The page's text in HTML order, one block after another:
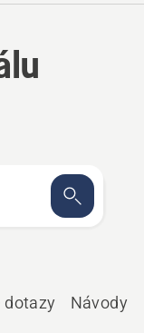
dotazy Návody